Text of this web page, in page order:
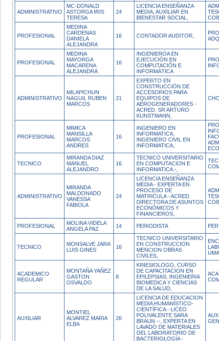
ADMINISTRATIVO
MC-DONALD
ASTORGA IRIS
TERESA
24
LICENCIA ENSEÑANZA
MEDIA, AUXILIAR EN
BIENESTAR SOCIAL,
PROFESIONAL
MEDINA
CARDENAS
DANIELA
ALEJANDRA
16 CONTADOR AUDITOR,
PROFESIONAL
MEDINA
MAYORGA
MACARENA
ALEJANDRA
16
INGENIEROA EN
EJECUCIÓN EN
COMPUTACIÓN E
INFORMÁTICA
ADMINISTRATIVO
MILAPICHUN
NAGUIL RUBEN
MARCOS
21
EXPERTO EN
CONSTRUCCIÓN DE
ACCESORIOS PARA
EQUIPOS DE
AEROGENERADORES -
ACRED. SR ARTURO
KUNSTMANN,
PROFESIONAL
MIMICA
MANSILLA
MARCOS
ANDRES
16
INGENIERO EN
INFORMATICA,
INGENIERO CIVIL EN
INFORMATICA,
TECNICO
MIRANDA DIAZ
MANUEL
ALEJANDRO
16
TECNICO UNIVERSITARIO
EN COMPUTACION E
INFORMATICA.-,
ADMINISTRATIVO
MIRANDA
MALDONADO
VANESSA
FABIOLA
24
LICENCIA ENSEÑANZA
MEDIA - EXPERTA EN
PROCESO DE
MATRICULA - ACRED.
DIRECTORA DE ASUNTOS
ECONÓMICOS Y
FINANCIEROS,
PROFESIONAL
MOLINA VIDELA
ANGELA PAZ
14 PERIODISTA
TECNICO
MONSALVE JARA
LUIS GINES
16
TECNICO UNIVERSITARIO
EN CONSTRUCCION
MENCION OBRAS
CIVILES,
ACADEMICO
REGULAR
MONTAÑA YAÑEZ
GASTON
OSVALDO
8
KINESIOLOGO, CURSO
DE CAPACITACION EN
EPILEPSIAS, INGENIERIA
BIOMEDICA Y CIENCIAS
DE LA SALUD,
AUXILIAR
MONTIEL
ALVAREZ MARIA
ELBA
26
LICENCIA DE EDUCACION
MEDIA HUMANÍSTICO-
CIENTÍFICA - LICEO
POLIVALENTE SARA
BRAUN --, EXPERTA EN
LAVADO DE MATERIALES
DEL LABORATORIO DE
BACTERIOLOGÍA -